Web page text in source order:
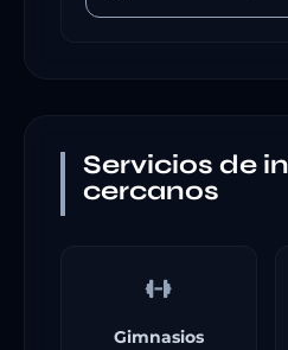
Servicios de
cercanos
Gimnasios